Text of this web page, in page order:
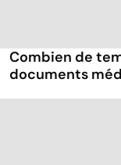
Combien de
documents